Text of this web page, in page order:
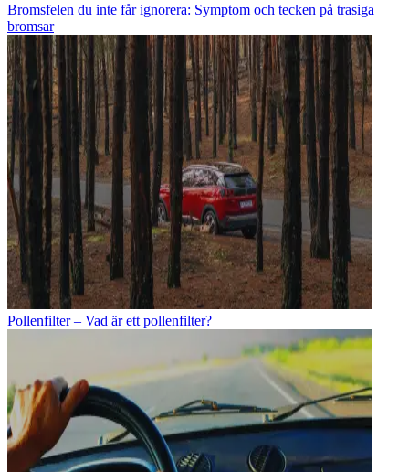
Bromsfelen du inte får ignorera: Symptom och tecken på trasiga
bromsar
Pollenfilter – Vad är ett pollenfilter?